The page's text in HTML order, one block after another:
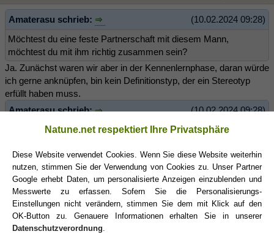
(10.02.2024 09:28)
Amaterasu schrieb:
Möchtest du eine feste Partnerschaft mit diesem Mann,
möchtest du mit ihm richtig zusammen sein?
Ja. Zunächst waren wir aber in der Kennenlernphase, daran würde
ich gerne anknüpfen, bin kein Definitionstyp, der ein Stereotyp
erfüllt haben muss.
(10.02.2024 09:28)
Amaterasu schrieb:
Wie war das letzte Treffen, wie seid ihr dabei verblieben?
Das letzte Treffen war schon eines der distanzierten von seiner
Seite, aber er war auch sehr widersprüchlich, er hatte
angekündigt, was wir alles machen sollten bei den nächsten
Malen, was er gerne machen würde. Dazu kam es natürlich nie.
Zum Abschied küsste er mich noch.
Amaterasu schrieb:
Natune.net respektiert Ihre Privatsphäre
Diese Website verwendet Cookies. Wenn Sie diese Website weiterhin
nutzen, stimmen Sie der Verwendung von Cookies zu. Unser Partner
Google erhebt Daten, um personalisierte Anzeigen einzublenden und
Messwerte zu erfassen. Sofern Sie die Personalisierungs-
Einstellungen nicht verändern, stimmen Sie dem mit Klick auf den
OK-Button zu. Genauere Informationen erhalten Sie in unserer
Datenschutzverordnung.